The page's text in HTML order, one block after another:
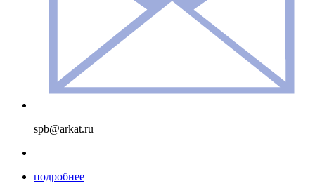
spb@arkat.ru
подробнее